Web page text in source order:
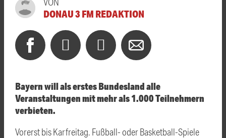
DONAU 3 FM REDAKTION
Bayern will als erstes Bundesland alle
Veranstaltungen mit mehr als 1.000 Teilnehmern
verbieten.
Vorerst bis Karfreitag. Fußball- oder Basketball-Spiele